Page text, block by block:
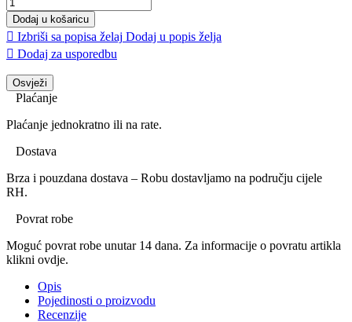
Dodaj u košaricu
 Izbriši sa popisa želaj Dodaj u popis želja
 Dodaj za usporedbu
Plaćanje
Plaćanje jednokratno ili na rate.
Dostava
Brza i pouzdana dostava – Robu dostavljamo na području cijele
RH.
Povrat robe
Moguć povrat robe unutar 14 dana. Za informacije o povratu artikla
klikni ovdje.
Opis
Pojedinosti o proizvodu
Recenzije